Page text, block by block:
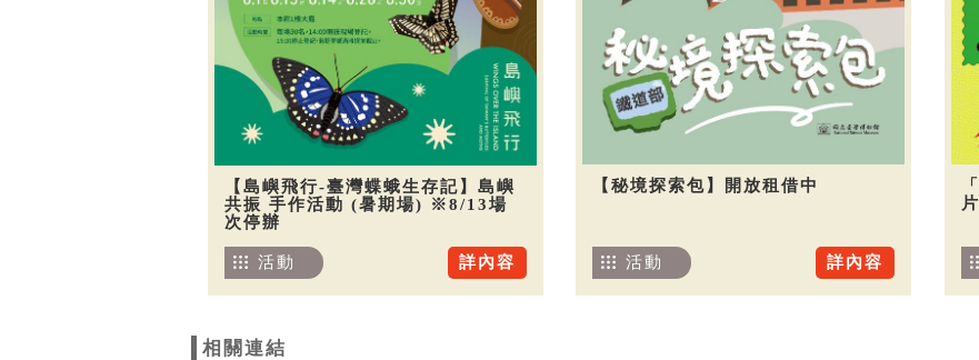
【島嶼飛行-臺灣蝶蛾生存記】島嶼
共振 手作活動 (暑期場) ※8/13場
次停辦
詳內容
活動
【秘境探索包】開放租借中
詳內容
活動
相關連結